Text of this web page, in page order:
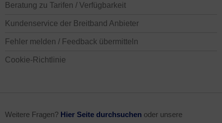
Beratung zu Tarifen / Verfügbarkeit
Kundenservice der Breitband Anbieter
Fehler melden / Feedback übermitteln
Cookie-Richtlinie
Weitere Fragen? Hier Seite durchsuchen oder unsere